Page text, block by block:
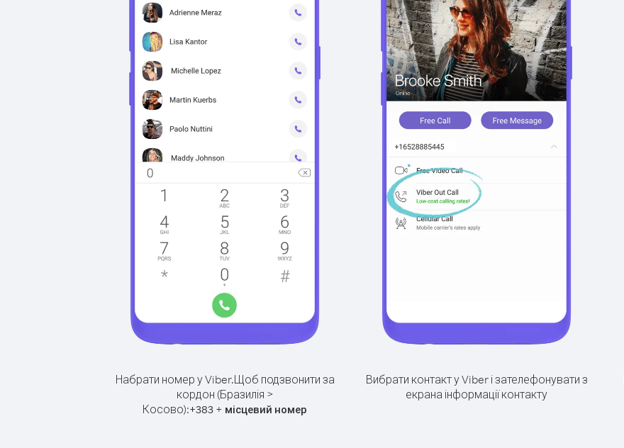
Набрати номер у Viber.Щоб подзвонити за
кордон (Бразилія >
Косово):+383 + місцевий номер
Вибрати контакт у Viber і зателефонувати з
екрана інформації контакту